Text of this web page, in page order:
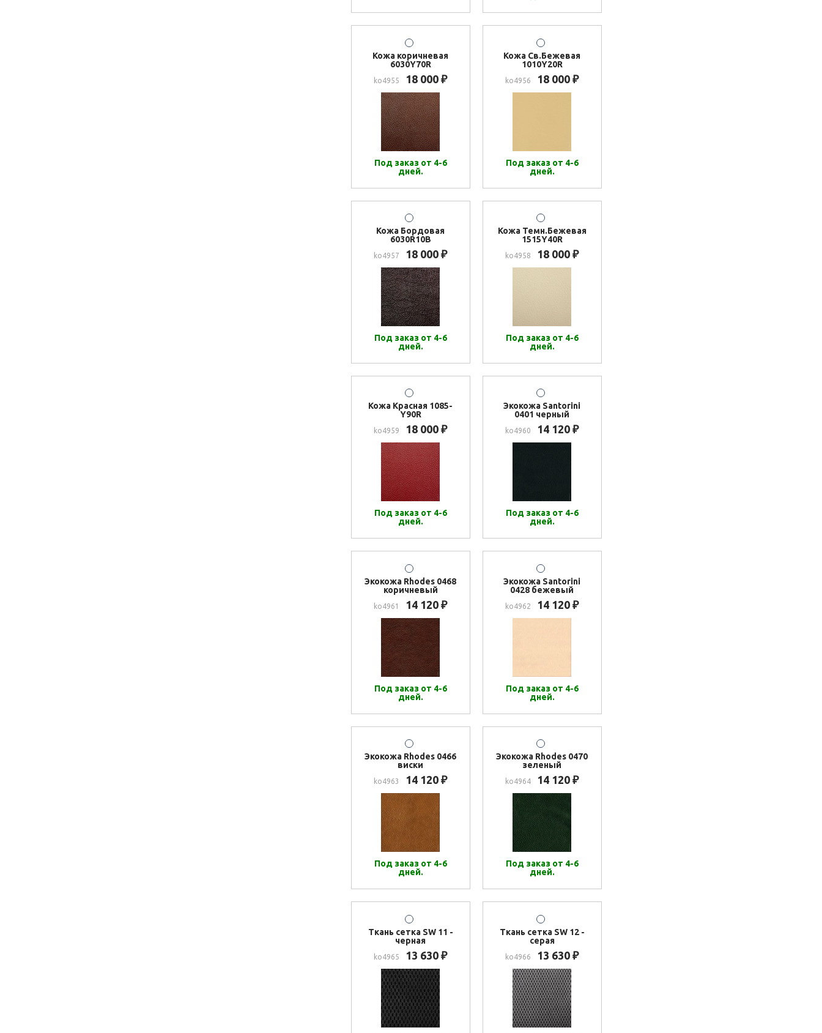
Кожа коричневая
6030Y70R
ko4955 18 000 ₽
Под заказ от 4-6
дней.
Кожа Св.Бежевая
1010Y20R
ko4956 18 000 ₽
Под заказ от 4-6
дней.
Кожа Бордовая
6030R10B
ko4957 18 000 ₽
Под заказ от 4-6
дней.
Кожа Темн.Бежевая
1515Y40R
ko4958 18 000 ₽
Под заказ от 4-6
дней.
Кожа Красная 1085-
Y90R
ko4959 18 000 ₽
Под заказ от 4-6
дней.
Экокожа Santorini
0401 черный
ko4960 14 120 ₽
Под заказ от 4-6
дней.
Экокожа Rhodes 0468
коричневый
ko4961 14 120 ₽
Под заказ от 4-6
дней.
Экокожа Santorini
0428 бежевый
ko4962 14 120 ₽
Под заказ от 4-6
дней.
Экокожа Rhodes 0466
виски
ko4963 14 120 ₽
Под заказ от 4-6
дней.
Экокожа Rhodes 0470
зеленый
ko4964 14 120 ₽
Под заказ от 4-6
дней.
Ткань сетка SW 11 -
черная
ko4965 13 630 ₽
Ткань сетка SW 12 -
серая
ko4966 13 630 ₽